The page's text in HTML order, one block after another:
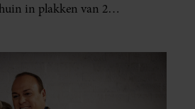
in plakken van 2